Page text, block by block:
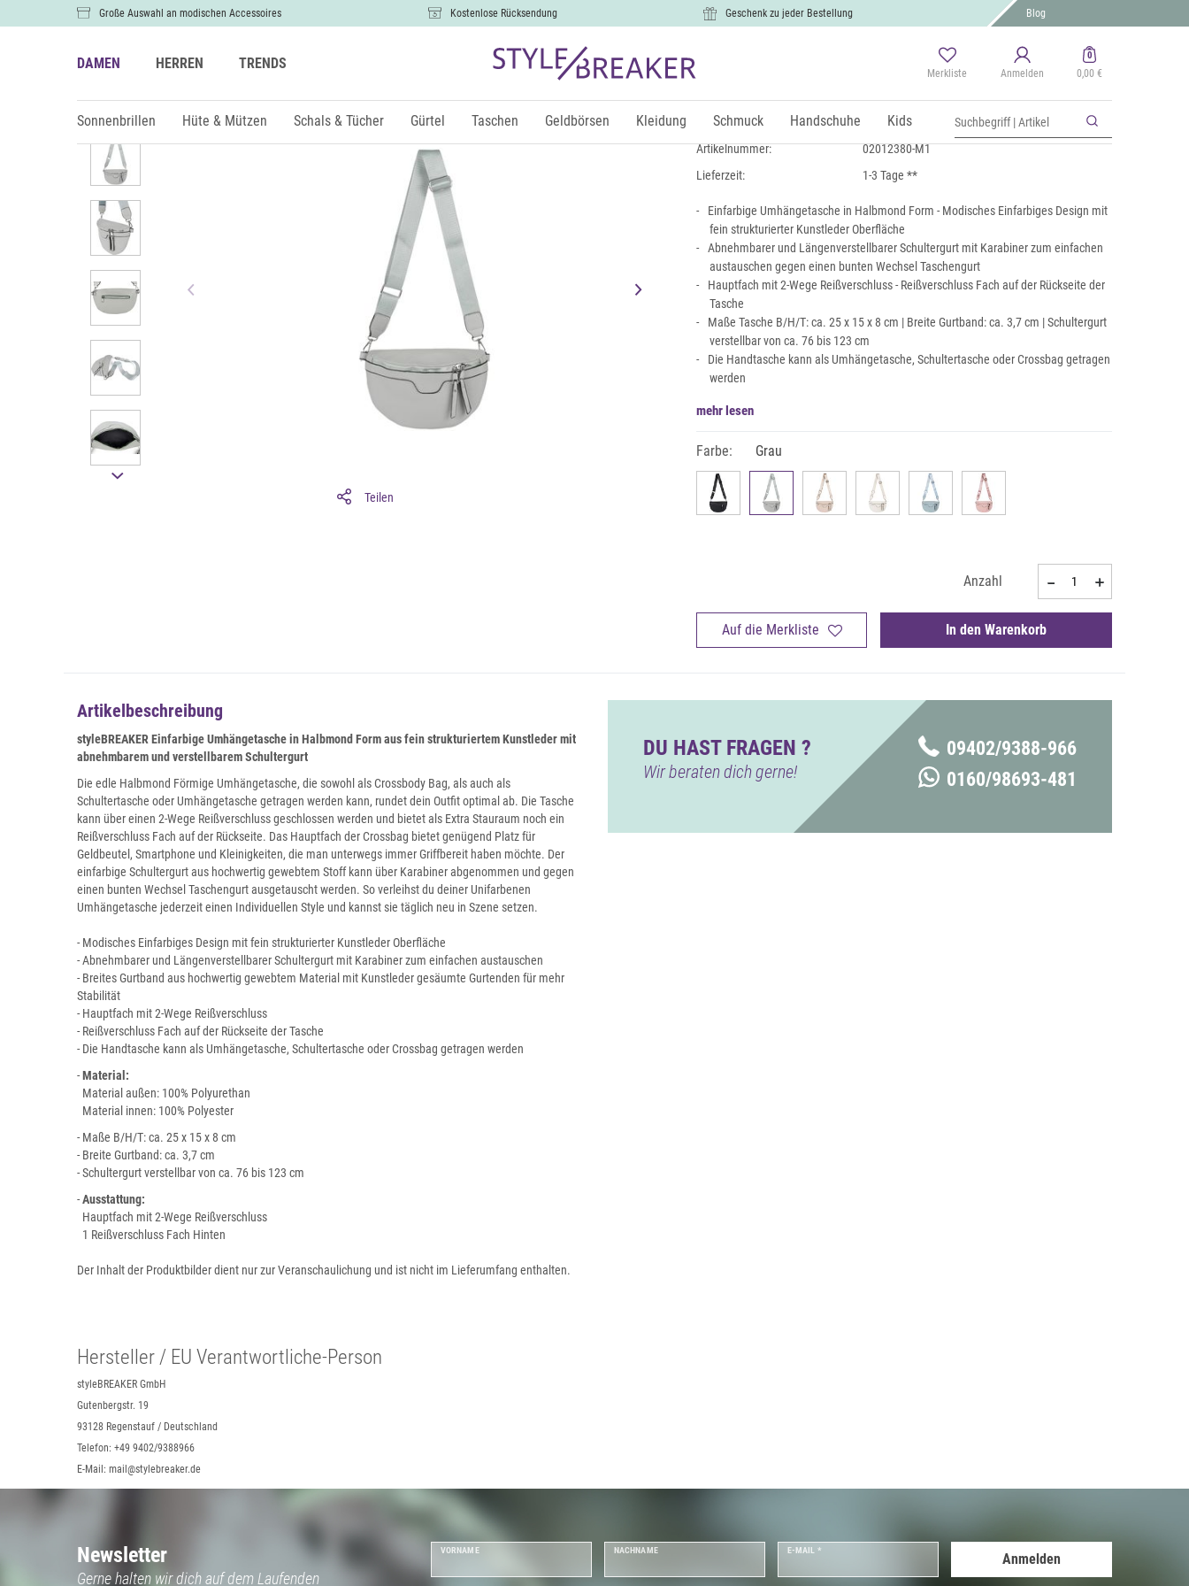
Große Auswahl an modischen Accessoires Kostenlose Rücksendung Geschenk zu jeder Bestellung Blog
DAMEN HERREN TRENDS
Merkliste Anmelden
0
0,00 €
Sonnenbrillen Hüte & Mützen Schals & Tücher Gürtel Taschen Geldbörsen Kleidung Schmuck Handschuhe Kids
Teilen
Halbmond Umhängetasche Uni
22,99 €
inkl. MwSt., zzgl.Versand
Artikelnummer:
02012380-M1
Lieferzeit:
1-3 Tage **
Einfarbige Umhängetasche in Halbmond Form - Modisches Einfarbiges Design mit
fein strukturierter Kunstleder Oberfläche
Abnehmbarer und Längenverstellbarer Schultergurt mit Karabiner zum einfachen
austauschen gegen einen bunten Wechsel Taschengurt
Hauptfach mit 2-Wege Reißverschluss - Reißverschluss Fach auf der Rückseite der
Tasche
Maße Tasche B/H/T: ca. 25 x 15 x 8 cm | Breite Gurtband: ca. 3,7 cm | Schultergurt
verstellbar von ca. 76 bis 123 cm
Die Handtasche kann als Umhängetasche, Schultertasche oder Crossbag getragen
werden
mehr lesen
Farbe: Grau
Anzahl
Auf die Merkliste In den Warenkorb
Artikelbeschreibung
styleBREAKER Einfarbige Umhängetaschein Halbmond Form aus fein strukturiertem Kunstleder mit
abnehmbarem und verstellbarem Schultergurt
Die edle Halbmond Förmige Umhängetasche, die sowohl als Crossbody Bag, als auch als
Schultertasche oder Umhängetasche getragen werden kann, rundet dein Outfit optimal ab. Die Tasche
kann über einen 2-Wege Reißverschluss geschlossen werden und bietet als Extra Stauraum noch ein
Reißverschluss Fach auf der Rückseite. Das Hauptfach der Crossbag bietet genügend Platz für
Geldbeutel, Smartphone und Kleinigkeiten, die man unterwegs immer Griffbereit haben möchte. Der
einfarbige Schultergurt aus hochwertig gewebtem Stoff kann über Karabiner abgenommen und gegen
einen bunten Wechsel Taschengurt ausgetauscht werden. So verleihst du deiner Unifarbenen
Umhängetasche jederzeit einen Individuellen Style und kannst sie täglich neu in Szene setzen.
- Modisches Einfarbiges Design mit fein strukturierter Kunstleder Oberfläche
- Abnehmbarer und Längenverstellbarer Schultergurt mit Karabiner zum einfachen austauschen
- Breites Gurtband aus hochwertig gewebtem Material mit Kunstleder gesäumte Gurtenden für mehr
Stabilität
- Hauptfach mit 2-Wege Reißverschluss
- Reißverschluss Fach auf der Rückseite der Tasche
- Die Handtasche kann als Umhängetasche, Schultertasche oder Crossbag getragen werden
-Material:
Material außen: 100% Polyurethan
Material innen: 100% Polyester
- Maße B/H/T: ca. 25 x 15 x 8 cm
- Breite Gurtband: ca. 3,7 cm
- Schultergurt verstellbar von ca. 76 bis 123 cm
-Ausstattung:
Hauptfach mit 2-Wege Reißverschluss
1 Reißverschluss Fach Hinten
Der Inhalt der Produktbilder dient nur zur Veranschaulichung und ist nicht im Lieferumfang enthalten.
DU HAST FRAGEN ?
Wir beraten dich gerne!
09402/9388-966
0160/98693-481
Hersteller / EU Verantwortliche-Person
styleBREAKER GmbH
Gutenbergstr. 19
93128 Regenstauf / Deutschland
Telefon: +49 9402/9388966
E-Mail: mail@stylebreaker.de
Newsletter
Gerne halten wir dich auf dem Laufenden
VORNAME NACHNAME E-MAIL *
Anmelden